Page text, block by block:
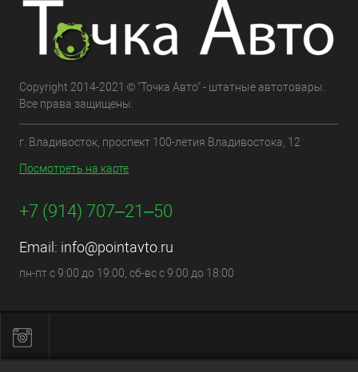
Copyright 2014-2021 © "Точка Авто" - штатные автотовары.
Все права защищены.
г. Владивосток, проспект 100-летия Владивостока, 12
Посмотреть на карте
+7 (914) 707‒21‒50
Email: info@pointavto.ru
пн-пт с 9:00 до 19:00, сб-вс с 9:00 до 18:00